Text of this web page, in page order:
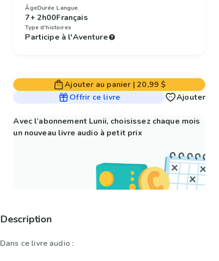
Âge
7+
Durée
2h00
Langue
Français
Type d'histoires
Participe à l'Aventure
Ajouter au panier |20,99 $
Offrir ce livre
Ajouter
Avec l’abonnement Lunii, choisissez chaque mois
un nouveau livre audio à petit prix
Description
Dans ce livre audio :